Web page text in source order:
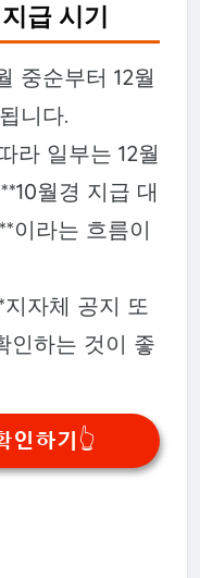
급 시기
중순부터 12월
니다.
라 일부는 12월
월경 지급 대
이라는 흐름이
자체 공지 또
인하는 것이 좋
하기👆